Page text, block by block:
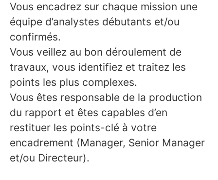
Vous encadrez sur chaque mission une
équipe d’analystes débutants et/ou
confirmés.
Vous veillez au bon déroulement de
travaux, vous identifiez et traitez les
points les plus complexes.
Vous êtes responsable de la production
du rapport et êtes capables d’en
restituer les points-clé à votre
encadrement (Manager, Senior Manager
et/ou Directeur).